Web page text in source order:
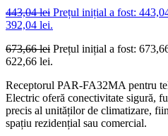
443,04lei Prețul inițial a fost:
392,04 lei.
673,66lei Prețul inițial a fost:
622,66 lei.
Receptorul PAR-FA32MA pentru
Electric oferă conectivitate sigură,
precis al unităților de climatizare,
spațiu rezidențial sau comercial.